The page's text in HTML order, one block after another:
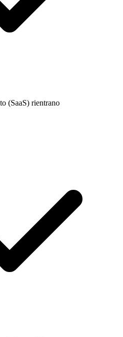
(SaaS) rientrano